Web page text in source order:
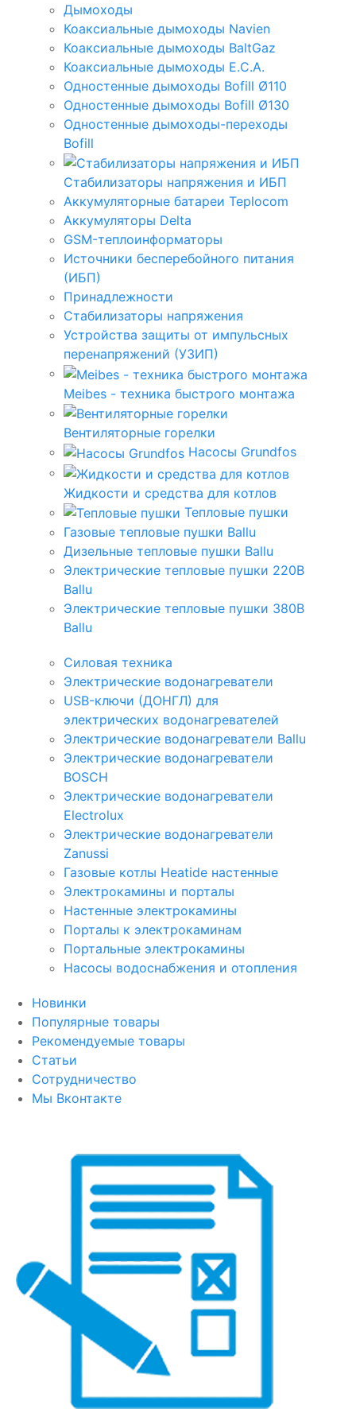
Дымоходы
Коаксиальные дымоходы Navien
Коаксиальные дымоходы BaltGaz
Коаксиальные дымоходы E.C.A.
Одностенные дымоходы Bofill Ø110
Одностенные дымоходы Bofill Ø130
Одностенные дымоходы-переходы
Bofill
Стабилизаторы напряжения и ИБП
Аккумуляторные батареи Teplocom
Аккумуляторы Delta
GSM-теплоинформаторы
Источники бесперебойного питания
(ИБП)
Принадлежности
Стабилизаторы напряжения
Устройства защиты от импульсных
перенапряжений (УЗИП)
Meibes - техника быстрого монтажа
Вентиляторные горелки
Насосы Grundfos
Жидкости и средства для котлов
Тепловые пушки
Газовые тепловые пушки Ballu
Дизельные тепловые пушки Ballu
Электрические тепловые пушки 220В
Ballu
Электрические тепловые пушки 380В
Ballu
Силовая техника
Электрические водонагреватели
USB-ключи (ДОНГЛ) для
электрических водонагревателей
Электрические водонагреватели Ballu
Электрические водонагреватели
BOSCH
Электрические водонагреватели
Electrolux
Электрические водонагреватели
Zanussi
Газовые котлы Heatide настенные
Электрокамины и порталы
Настенные электрокамины
Порталы к электрокаминам
Портальные электрокамины
Насосы водоснабжения и отопления
Новинки
Популярные товары
Рекомендуемые товары
Статьи
Сотрудничество
Мы Вконтакте